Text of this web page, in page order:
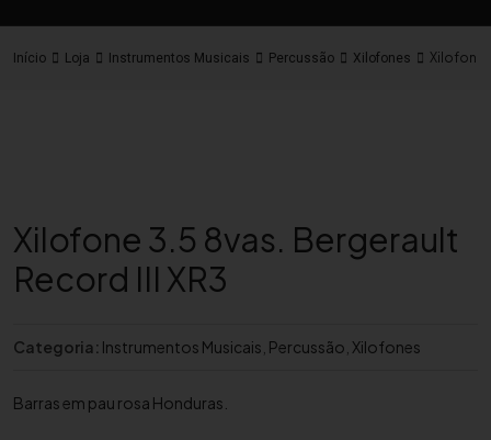
Início Loja Instrumentos Musicais Percussão Xilofones Xilofone
Xilofone 3.5 8vas. Bergerault
Record III XR3
Categoria: Instrumentos Musicais Percussão Xilofones
Barras em pau rosa Honduras.